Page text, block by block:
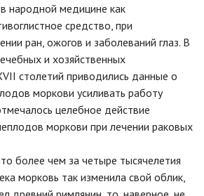
народной медицине как
средство, при
ран, ожогов и заболеваний глаз. В
и хозяйственных
столетий приводились данные о
моркови усиливать работу
целебное действие
моркови при лечении раковых
более чем за четыре тысячелетия
морковь так изменила свой облик,